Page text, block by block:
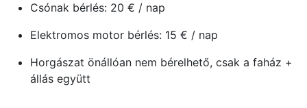
Csónak bérlés: 20 € / nap
Elektromos motor bérlés: 15 € / nap
Horgászat önállóan nem bérelhető, csak a faház +
állás együtt